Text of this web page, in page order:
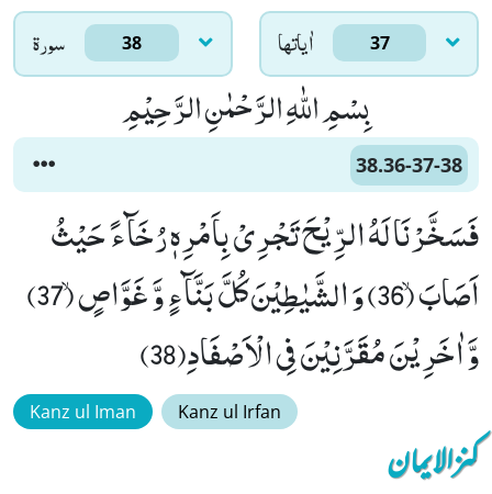
سورۃ 38 اٰياتها 37
بِسْمِ اللّٰهِ الرَّحْمٰنِ الرَّحِیْمِ
38.36-37-38
فَسَخَّرْنَا لَهُ الرِّیْحَ تَجْرِیْ بِاَمْرِهٖ رُخَآءً حَیْثُ
اَصَابَۙ (36) وَ الشَّیٰطِیْنَ كُلَّ بَنَّآءٍ وَّ غَوَّاصٍۙ (37)
وَّ اٰخَرِیْنَ مُقَرَّنِیْنَ فِی الْاَصْفَادِ(38)
Kanz ul Iman Kanz ul Irfan
کنزالایمان